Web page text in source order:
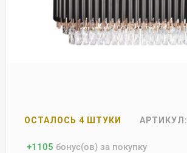
ОСТАЛОСЬ 4 ШТУКИ АРТИКУЛ:
+1105 бонус(ов) за покупку